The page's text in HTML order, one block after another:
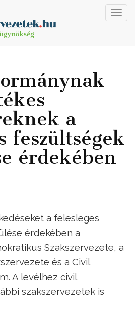
a
feszültségek
érdekében
a felesleges
érdekében a
Szakszervezete, a
és a Civil
A levélhez civil
szakszervezetek is